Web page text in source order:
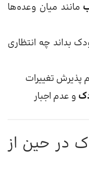
مانند میان وعده‌ها
بداند چه انتظاری
پذیرش تغییرات
و عدم اجبار
در حین از